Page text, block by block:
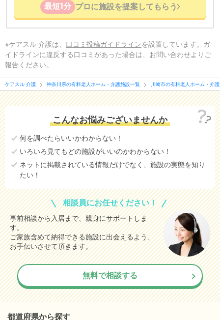
最短1分 プロに施設を提案してもらう
※ケアスル 介護は、 口コミ投稿ガイドラインを設置しています。ガ
イドラインに違反する口コミがあった場合は、お問い合わせよりご
報告ください。
ケアスル 介護 神奈川県の有料老人ホーム・介護施設一覧 川崎市の有料老人ホーム・介
こんなお悩みございませんか
何を調べたらいいかわからない！
いろいろ見てもどの施設がいいのかわからない！
ネットに掲載されている情報だけでなく、施設の実態を知り
たい！
相談員にお任せください！
事前相談から入居まで、親身にサポートしま
す。
ご家族含めて納得できる施設に出会えるよう、
お手伝いさせて頂きます。
無料で相談する
都道府県から探す